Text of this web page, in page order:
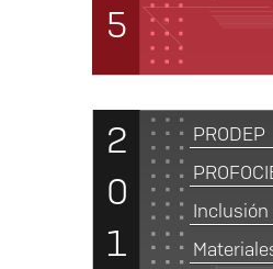
5
2
0
1
PRODEP
Inclusión